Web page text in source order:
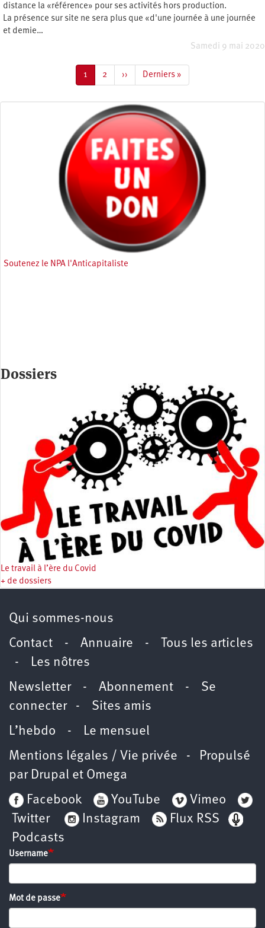
distance la «référence» pour ses activités hors production.
La présence sur site ne sera plus que «d'une journée à une journée
et demie…
Samedi 9 mai 2020
Page
courante
1 Page
2
Page
suivante
››
Dernière
page
Derniers »
Soutenez le NPA l'Anticapitaliste
Dossiers
Le travail à l’ère du Covid
+ de dossiers
Qui sommes-nous
Contact - Annuaire -
Tous les articles
- Les nôtres
Newsletter- Abonnement - Se
connecter- Sites amis
L’hebdo - Le mensuel
Mentions légales / Vie privée - Propulsé
par Drupal et Omega
Facebook
YouTube
Vimeo
Twitter
Instagram
Flux RSS
Podcasts
Username
Mot de passe